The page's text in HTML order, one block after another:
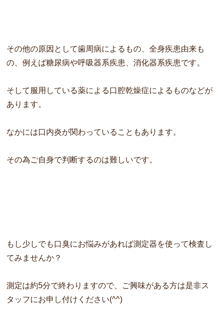
その他の原因として歯周病によるもの、全身疾患由来も
の、例えば糖尿病や呼吸器系疾患、消化器系疾患です。
そして服用している薬による口腔乾燥症によるものなどが
あります。
なかには口内炎が関わっていることもあります。
その為ご自身で判断するのは難しいです。
もし少しでも口臭にお悩みがあれば測定器を使って検査し
てみませんか？
測定は約5分で終わりますので、 ご興味がある方は是非ス
タッフにお申し付けください(^^)